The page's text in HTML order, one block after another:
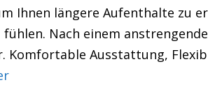
Ihnen längere Aufenthalte zu
Nach einem
Komfortable Ausstattung,